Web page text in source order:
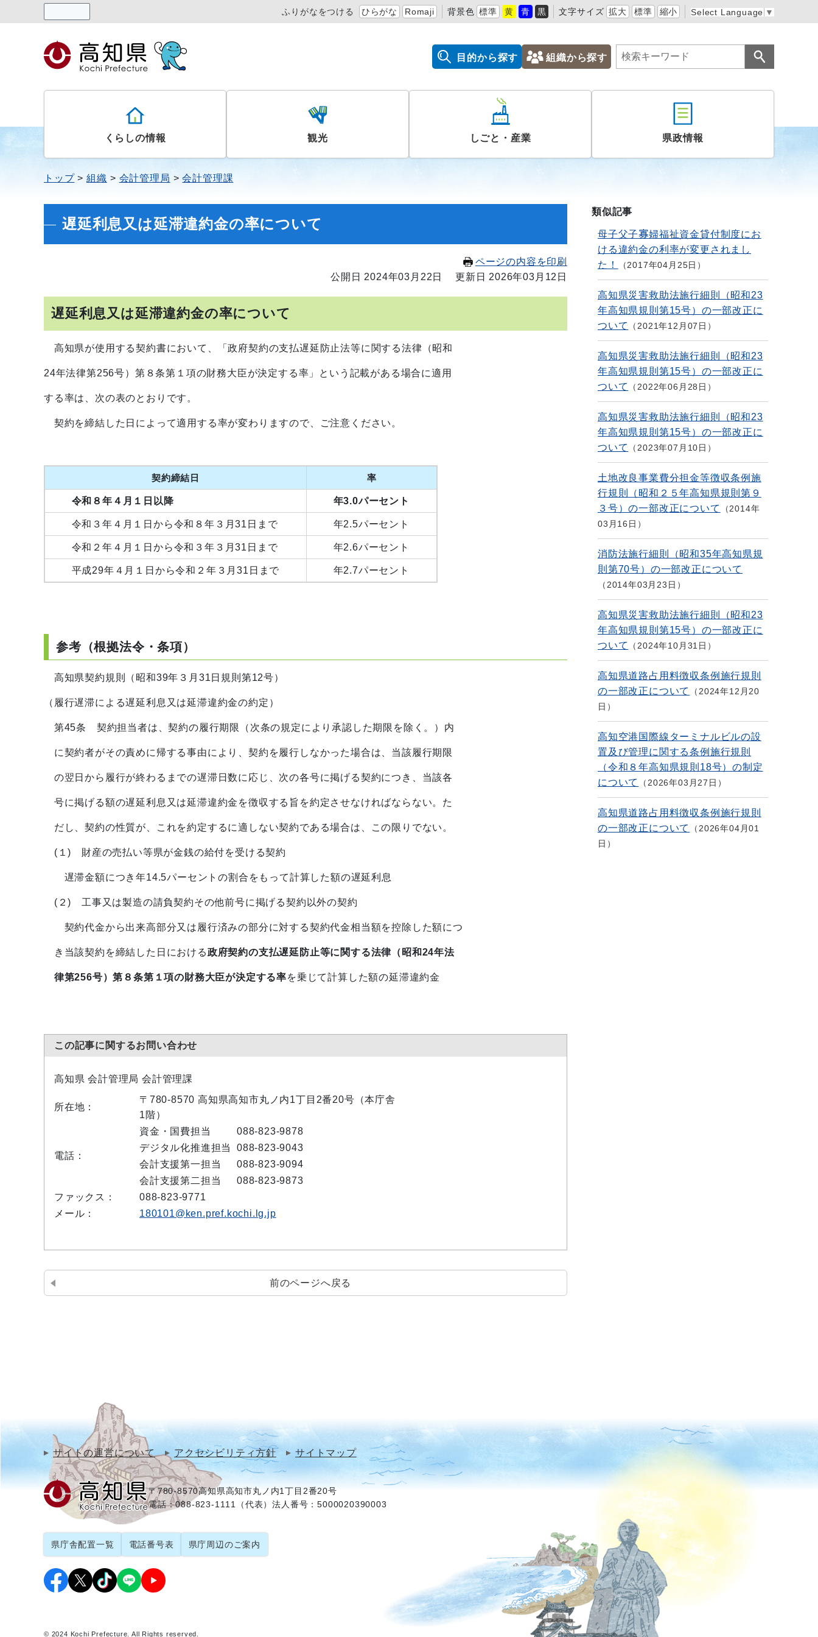
ふりがなをつける ひらがな Romaji 背景色 標準 黄 青 黒 文字サイズ 拡大 標準 縮小 Select Language ▼
目的から探す 組織から探す
くらしの情報 観光 しごと・産業 県政情報
トップ 組織 会計管理局 会計管理課
遅延利息又は延滞違約金の率について
ページの内容を印刷
公開日 2024年03月22日
更新日 2026年03月12日
遅延利息又は延滞違約金の率について
高知県が使用する契約書において、「政府契約の支払遅延防止法等に関する法律（昭和
24年法律第256号）第８条第１項の財務大臣が決定する率」という記載がある場合に適用
する率は、次の表のとおりです。
契約を締結した日によって適用する率が変わりますので、ご注意ください。
契約締結日 率
令和８年４月１日以降 年3.0パーセント
令和３年４月１日から令和８年３月31日まで 年2.5パーセント
令和２年４月１日から令和３年３月31日まで 年2.6パーセント
平成29年４月１日から令和２年３月31日まで 年2.7パーセント
参考（根拠法令・条項）
高知県契約規則（昭和39年３月31日規則第12号）
（履行遅滞による遅延利息又は延滞違約金の約定）
第45条 契約担当者は、契約の履行期限（次条の規定により承認した期限を除く。）内
に契約者がその責めに帰する事由により、契約を履行しなかった場合は、当該履行期限
の翌日から履行が終わるまでの遅滞日数に応じ、次の各号に掲げる契約につき、当該各
号に掲げる額の遅延利息又は延滞違約金を徴収する旨を約定させなければならない。た
だし、契約の性質が、これを約定するに適しない契約である場合は、この限りでない。
(１) 財産の売払い等県が金銭の給付を受ける契約
遅滞金額につき年14.5パーセントの割合をもって計算した額の遅延利息
(２) 工事又は製造の請負契約その他前号に掲げる契約以外の契約
契約代金から出来高部分又は履行済みの部分に対する契約代金相当額を控除した額につ
き当該契約を締結した日における政府契約の支払遅延防止等に関する法律（昭和24年法
律第256号）第８条第１項の財務大臣が決定する率を乗じて計算した額の延滞違約金
この記事に関するお問い合わせ
高知県 会計管理局 会計管理課
所在地：
〒780-8570 高知県高知市丸ノ内1丁目2番20号（本庁舎
1階）
電話：
資金・国費担当
088-823-9878
デジタル化推進担当
088-823-9043
会計支援第一担当
088-823-9094
会計支援第二担当
088-823-9873
ファックス：
088-823-9771
メール：
180101@ken.pref.kochi.lg.jp
前のページへ戻る
類似記事
母子父子寡婦福祉資金貸付制度にお
ける違約金の利率が変更されまし
た！
2017年04月25日
高知県災害救助法施行細則（昭和23
年高知県規則第15号）の一部改正に
ついて
2021年12月07日
高知県災害救助法施行細則（昭和23
年高知県規則第15号）の一部改正に
ついて
2022年06月28日
高知県災害救助法施行細則（昭和23
年高知県規則第15号）の一部改正に
ついて
2023年07月10日
土地改良事業費分担金等徴収条例施
行規則（昭和２５年高知県規則第９
３号）の一部改正について
2014年
03月16日
消防法施行細則（昭和35年高知県規
則第70号）の一部改正について
2014年03月23日
高知県災害救助法施行細則（昭和23
年高知県規則第15号）の一部改正に
ついて
2024年10月31日
高知県道路占用料徴収条例施行規則
の一部改正について
2024年12月20
日
高知空港国際線ターミナルビルの設
置及び管理に関する条例施行規則
（令和８年高知県規則18号）の制定
について
2026年03月27日
高知県道路占用料徴収条例施行規則
の一部改正について
2026年04月01
日
サイトの運営について アクセシビリティ方針 サイトマップ
〒780-8570高知県高知市丸ノ内1丁目2番20号
電話：088-823-1111（代表）法人番号：5000020390003
県庁舎配置一覧 電話番号表 県庁周辺のご案内
© 2024 Kochi Prefecture. All Rights reserved.